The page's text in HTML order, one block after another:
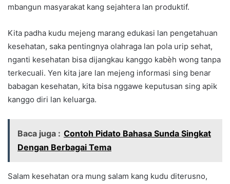
mbangun masyarakat kang sejahtera lan produktif.
Kita padha kudu mejeng marang edukasi lan pengetahuan
kesehatan, saka pentingnya olahraga lan pola urip sehat,
nganti kesehatan bisa dijangkau kanggo kabèh wong tanpa
terkecuali. Yen kita jare lan mejeng informasi sing benar
babagan kesehatan, kita bisa nggawe keputusan sing apik
kanggo diri lan keluarga.
Baca juga : Contoh Pidato Bahasa Sunda Singkat
Dengan Berbagai Tema
Salam kesehatan ora mung salam kang kudu diterusno,